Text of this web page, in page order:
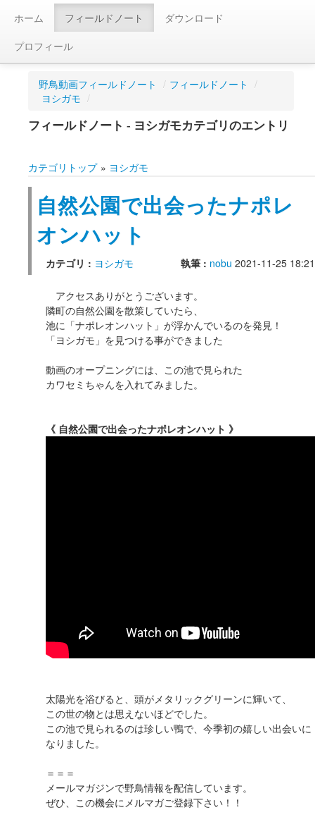
ホーム フィールドノート
ダウンロード
プロフィール
野鳥動画フィールドノート / フィールドノート /
ヨシガモ /
フィールドノート - ヨシガモカテゴリのエントリ
カテゴリトップ » ヨシガモ
自然公園で出会ったナポレ
オンハット
カテゴリ : ヨシガモ 執筆 : nobu 2021-11-25 18:21
アクセスありがとうございます。
隣町の自然公園を散策していたら、
池に「ナポレオンハット」が浮かんでいるのを発見！
「ヨシガモ」を見つける事ができました
動画のオープニングには、この池で見られた
カワセミちゃんを入れてみました。
《 自然公園で出会ったナポレオンハット 》
太陽光を浴びると、頭がメタリックグリーンに輝いて、
この世の物とは思えないほどでした。
この池で見られるのは珍しい鴨で、今季初の嬉しい出会いに
なりました。
＝＝＝
メールマガジンで野鳥情報を配信しています。
ぜひ、この機会にメルマガご登録下さい！！